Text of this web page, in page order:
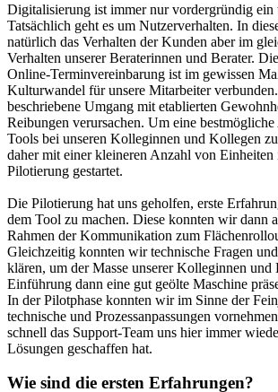
Digitalisierung ist immer nur vordergründig ein
Tatsächlich geht es um Nutzerverhalten. In
natürlich das Verhalten der Kunden aber im
Verhalten unserer Beraterinnen und Berater.
Online-Terminvereinbarung ist im gewissen
Kulturwandel für unsere Mitarbeiter
beschriebene Umgang mit etablierten
Reibungen verursachen. Um eine
Tools bei unseren Kolleginnen und Kollegen
daher mit einer kleineren Anzahl von Einheiten
Pilotierung gestartet.
Die Pilotierung hat uns geholfen, erste
dem Tool zu machen. Diese konnten wir dann
Rahmen der Kommunikation zum
Gleichzeitig konnten wir technische Fragen
klären, um der Masse unserer Kolleginnen und
Einführung dann eine gut geölte Maschine
In der Pilotphase konnten wir im Sinne der
technische und Prozessanpassungen
schnell das Support-Team uns hier immer
Lösungen geschaffen hat.
Wie sind die ersten Erfahrungen?